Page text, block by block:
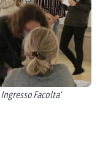
Facolta'